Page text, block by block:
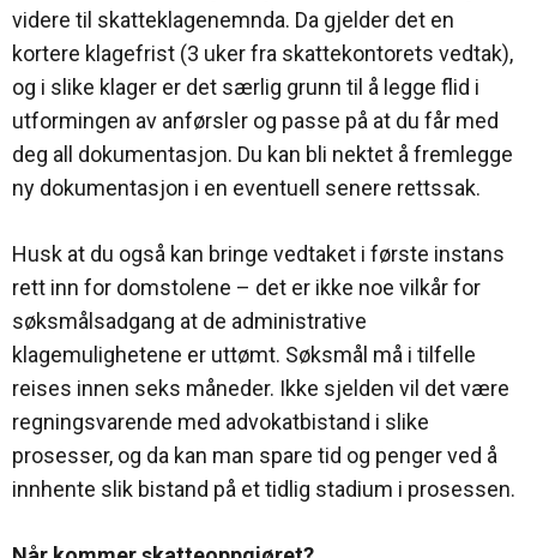
videre til skatteklagenemnda. Da gjelder det en
kortere klagefrist (3 uker fra skattekontorets vedtak),
og i slike klager er det særlig grunn til å legge flid i
utformingen av anførsler og passe på at du får med
deg all dokumentasjon. Du kan bli nektet å fremlegge
ny dokumentasjon i en eventuell senere rettssak.
Husk at du også kan bringe vedtaket i første instans
rett inn for domstolene – det er ikke noe vilkår for
søksmålsadgang at de administrative
klagemulighetene er uttømt. Søksmål må i tilfelle
reises innen seks måneder. Ikke sjelden vil det være
regningsvarende med advokatbistand i slike
prosesser, og da kan man spare tid og penger ved å
innhente slik bistand på et tidlig stadium i prosessen.